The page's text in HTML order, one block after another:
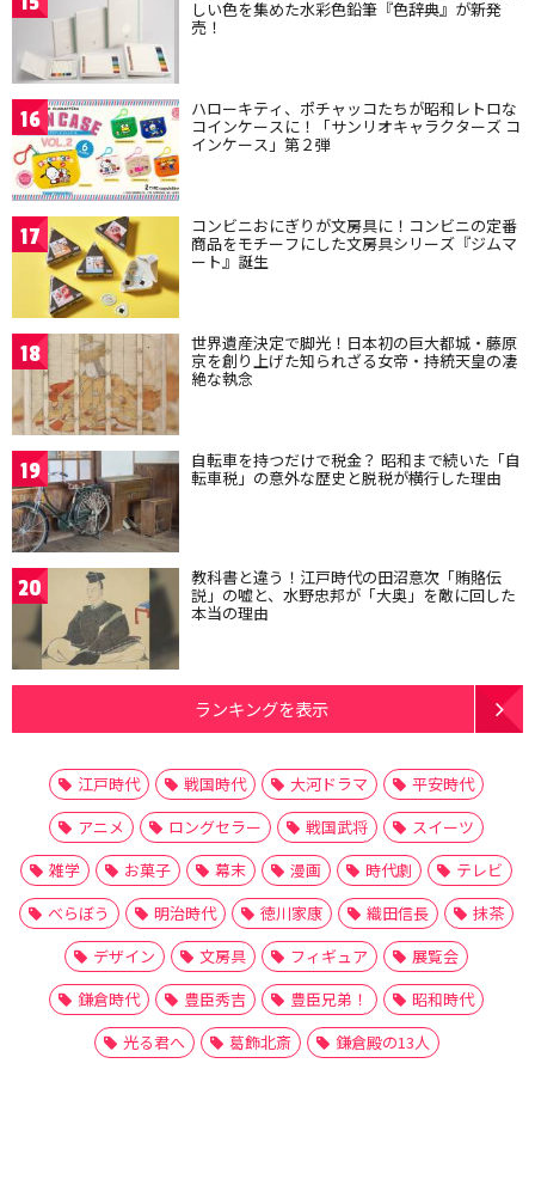
しい色を集めた水彩色鉛筆『色辞典』が新発
売！
16 ハローキティ、ポチャッコたちが昭和レトロな
コインケースに！「サンリオキャラクターズ コ
インケース」第２弾
17 コンビニおにぎりが文房具に！コンビニの定番
商品をモチーフにした文房具シリーズ『ジムマ
ート』誕生
18 世界遺産決定で脚光！日本初の巨大都城・藤原
京を創り上げた知られざる女帝・持統天皇の凄
絶な執念
19 自転車を持つだけで税金？ 昭和まで続いた「自
転車税」の意外な歴史と脱税が横行した理由
20 教科書と違う！江戸時代の田沼意次「賄賂伝
説」の嘘と、水野忠邦が「大奥」を敵に回した
本当の理由
ランキングを表示
江戸時代 戦国時代 大河ドラマ
平安時代
アニメ
ロングセラー 戦国武将
スイーツ
雑学
お菓子 幕末 漫画 時代劇
テレビ
べらぼう
明治時代 徳川家康 織田信長
抹茶
デザイン
文房具 フィギュア
展覧会
鎌倉時代
豊臣秀吉 豊臣兄弟！
昭和時代
光る君へ
葛飾北斎 鎌倉殿の13人